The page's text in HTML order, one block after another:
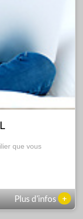
que vous
Plus d'infos +